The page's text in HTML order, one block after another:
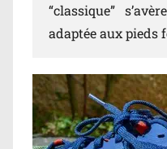
“classique”
adaptée aux pieds